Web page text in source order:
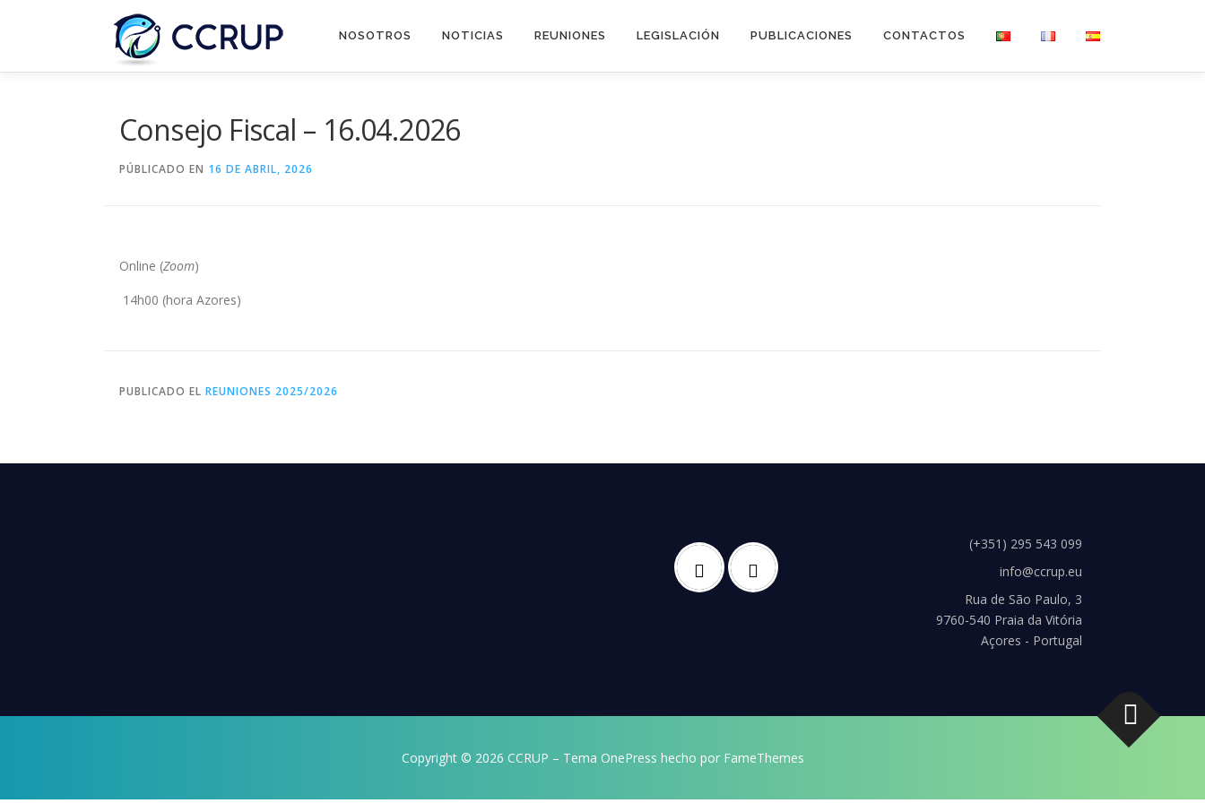
NOSOTROS NOTICIAS REUNIONES LEGISLACIÓN PUBLICACIONES CONTACTOS
Consejo Fiscal – 16.04.2026
PÚBLICADO EN 16 DE ABRIL, 2026
Online (Zoom)
14h00 (hora Azores)
PUBLICADO EL REUNIONES 2025/2026
(+351) 295 543 099
info@ccrup.eu
Rua de São Paulo, 3
9760-540 Praia da Vitória
Açores - Portugal
Copyright © 2026 CCRUP – Tema OnePress hecho por FameThemes